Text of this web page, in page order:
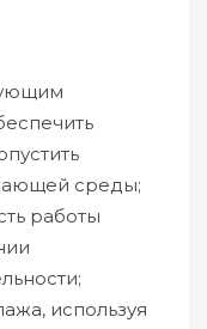
среды;
работы
используя